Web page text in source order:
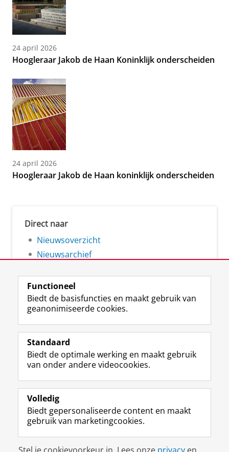
24 april 2026
Hoogleraar Jakob de Haan Koninklijk onderscheiden
24 april 2026
Hoogleraar Jakob de Haan koninklijk onderscheiden
Direct naar
Nieuwsoverzicht
Nieuwsarchief
Volg de RUG
F
a
e
b
o
p
a
i
n
L
i
k
e
I
-
p
g
i
R
S
-
f
e
R
k
s
I
n
t
r
m
c
c
Y
o
T
e
k
a
a
Studiekiezers
Alumni
Over ons
Disclaimer & Copyright
Functioneel
Biedt de basisfuncties en maakt gebruik van
geanonimiseerde cookies.
Standaard
Biedt de optimale werking en maakt gebruik
van onder andere videocookies.
Volledig
Biedt gepersonaliseerde content en maakt
gebruik van marketingcookies.